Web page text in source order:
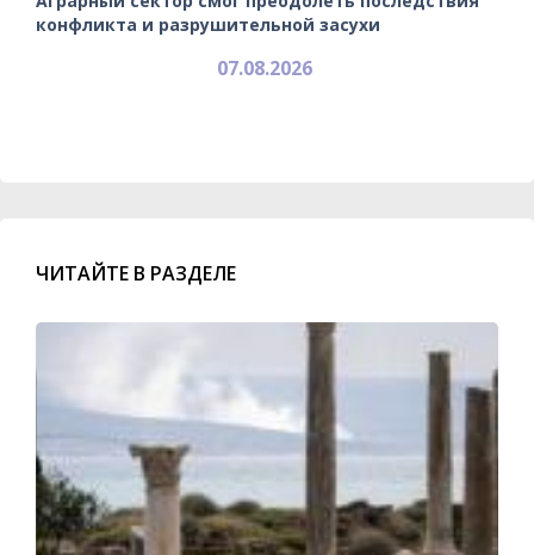
конфликта и разрушительной засухи
07.08.2026
ЧИТАЙТЕ В РАЗДЕЛЕ